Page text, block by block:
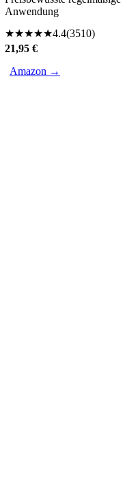
Anwendung
★★★★★4.4(3510)
21,95 €
Amazon →